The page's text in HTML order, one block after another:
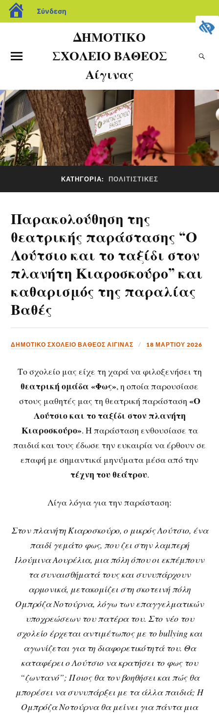
Σύνδεση
ΔΗΜΟΤΙΚΟ
ΣΧΟΛΕΙΟ ΒΑΘΕΟΣ
Αίγινας
ΚΑΤΗΓΟΡΊΑ: ΠΟΛΙΤΙΣΤΙΚΈΣ
Παρακολούθηση της
θεατρικής παράστασης “Ο
Λούτσιο και το ταξίδι στον
πλανήτη Κιαροσκούρο” και
καθαρισμός της παραλίας
Βαθές
ΔΗΜΟΤΙΚΟ ΣΧΟΛΕΙΟ ΒΑΘΕΟΣ ΑΙΓΙΝΑΣ 18 ΜΑΡΤΊΟΥ 2026
Το σχολείο μας είχε τη χαρά να φιλοξενήσει τη
θεατρική ομάδα «Φως», η οποία παρουσίασε
στους μαθητές μας τη θεατρική παράσταση «Ο
Λούτσιο και το ταξίδι στον πλανήτη
Κιαροσκούρο». Η παράσταση ενθουσίασε τα
παιδιά και τους έδωσε την ευκαιρία να έρθουν σε
επαφή με σημαντικά μηνύματα μέσα από την
τέχνη του θεάτρου.
Λίγα λόγια για την παράσταση:
Στον πλανήτη Κιαροσκούρο, ο μικρός Λούτσιο, ένα
παιδί γεμάτο φως, που ζει στην λαμπερή
Ιλούμινα Αουρέλια, μια πόλη όπου οι εκπέμπουν
τα συναισθήματά τους και συνυπάρχουν
αρμονικά, μετακομίζει στη σκοτεινή πόλη
Ομπρόζα Νοτούρνα, λόγω των επαγγελματικών
υποχρεώσεων του πατέρα του. Στο νέο του
σχολείο έρχεται αντιμέτωπος με το bullying και
αγωνίζεται για τη διαφορετικότητά του. Θα
καταφέρει ο Λούτσιο να κρατήσει το φως του
“ζωντανό”; Ποιος θα τον βοηθήσει και πώς θα
μπορέσει να συνυπάρξει με τα άλλα παιδιά; Η
Ομπρόζα Νοτούρνα θα μείνει για πάντα μια